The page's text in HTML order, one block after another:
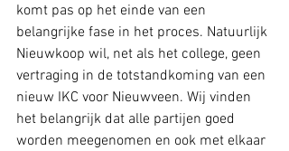
komt pas op het einde van een
belangrijke fase in het proces. Natuurlijk
Nieuwkoop wil, net als het college, geen
vertraging in de totstandkoming van een
nieuw IKC voor Nieuwveen. Wij vinden
het belangrijk dat alle partijen goed
worden meegenomen en ook met elkaar